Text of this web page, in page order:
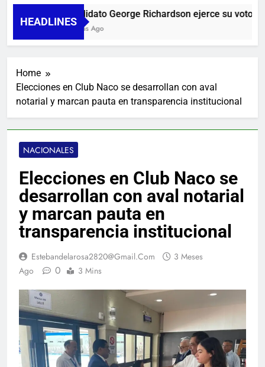
HEADLINES
Candidato George Richardson ejerce su voto y
8 Horas Ago
Home
Elecciones en Club Naco se desarrollan con aval
notarial y marcan pauta en transparencia institucional
NACIONALES
Elecciones en Club Naco se
desarrollan con aval notarial
y marcan pauta en
transparencia institucional
Estebandelarosa2820@gmail.com
3 Meses
Ago
0 3 Mins